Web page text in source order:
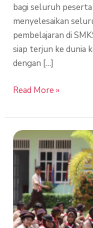
bagi seluruh
menyelesaikan
pembelajaran di
siap terjun ke dunia
dengan […]
Read More »
Perkuat
Kualitas
Kepramukaan,
Gugus
Depan
Panglima
Batur